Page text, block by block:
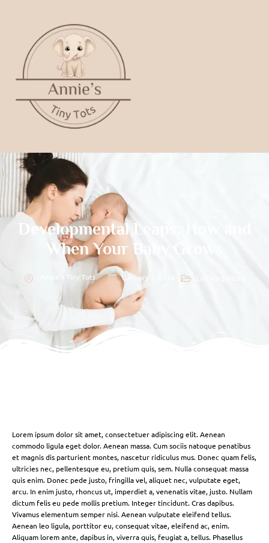
Developmental Leaps: How and
When Your Baby Grows
Annie's Tiny Tots January 1, 2026
Lorem ipsum dolor sit amet, consectetuer adipiscing elit. Aenean
commodo ligula eget dolor. Aenean massa. Cum sociis natoque penatibus
et magnis dis parturient montes, nascetur ridiculus mus. Donec quam felis,
ultricies nec, pellentesque eu, pretium quis, sem. Nulla consequat massa
quis enim. Donec pede justo, fringilla vel, aliquet nec, vulputate eget,
arcu. In enim justo, rhoncus ut, imperdiet a, venenatis vitae, justo. Nullam
dictum felis eu pede mollis pretium. Integer tincidunt. Cras dapibus.
Vivamus elementum semper nisi. Aenean vulputate eleifend tellus.
Aenean leo ligula, porttitor eu, consequat vitae, eleifend ac, enim.
Aliquam lorem ante, dapibus in, viverra quis, feugiat a, tellus. Phasellus